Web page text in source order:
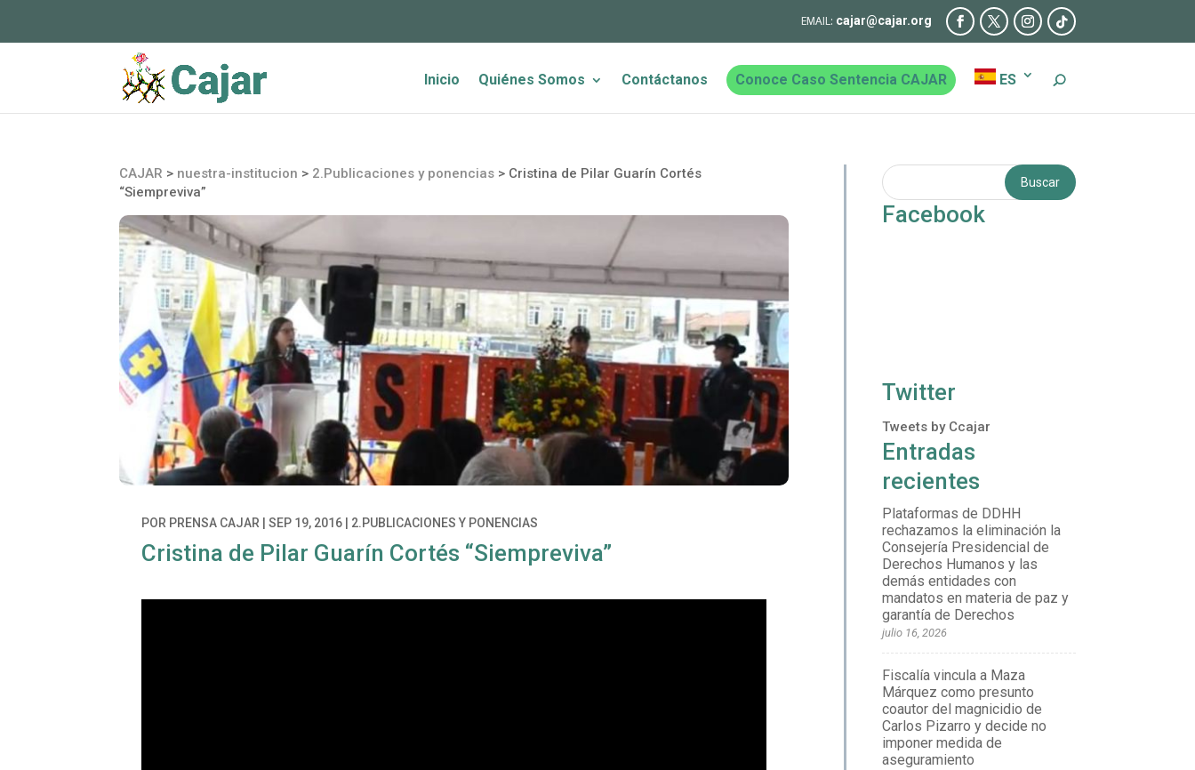
cajar@cajar.org
Inicio Quiénes Somos Contáctanos Conoce Caso Sentencia CAJAR ES
CAJAR > nuestra-institucion > 2.Publicaciones y ponencias > Cristina de Pilar Guarín Cortés
“Siempreviva”
POR PRENSA CAJAR |SEP 19, 2016 2.PUBLICACIONES Y PONENCIAS
Cristina de Pilar Guarín Cortés “Siempreviva”
Facebook
Twitter
Tweets by Ccajar
Entradas
recientes
Plataformas de DDHH
rechazamos la eliminación la
Consejería Presidencial de
Derechos Humanos y las
demás entidades con
mandatos en materia de paz y
garantía de Derechos
julio 16, 2026
Fiscalía vincula a Maza
Márquez como presunto
coautor del magnicidio de
Carlos Pizarro y decide no
imponer medida de
aseguramiento